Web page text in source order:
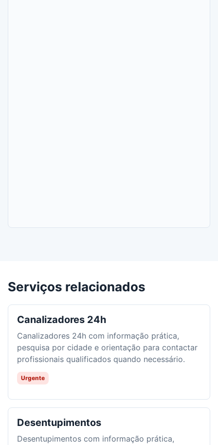
Serviços relacionados
Canalizadores 24h
Canalizadores 24h com informação prática,
pesquisa por cidade e orientação para contactar
profissionais qualificados quando necessário.
Urgente
Desentupimentos
Desentupimentos com informação prática,